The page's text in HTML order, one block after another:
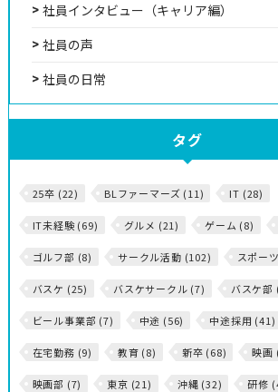
社員インタビュー（キャリア編）
社員の声
社員の日常
タグ
25卒 (22) BLファーマーズ (11) IT (28)
IT未経験 (69) グルメ (21) ゲーム (8)
ゴルフ部 (8) サークル活動 (102) スポー
バスケ (25) バスケサークル (7) バスケ部
ビール事業部 (7) 中途 (56) 中途採用 (41)
在宅勤務 (9) 教育 (8) 新卒 (68) 映画
映画部 (7) 東京 (21) 沖縄 (32) 研修